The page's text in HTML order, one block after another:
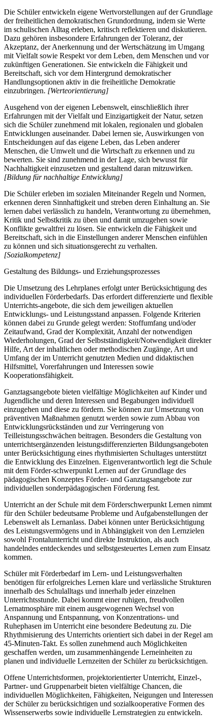
Die Schüler entwickeln eigene Wertvorstellungen auf der Grundlage
der freiheitlichen demokratischen Grundordnung, indem sie Werte
im schulischen Alltag erleben, kritisch reflektieren und diskutieren.
Dazu gehören insbesondere Erfahrungen der Toleranz, der
Akzeptanz, der Anerkennung und der Wertschätzung im Umgang
mit Vielfalt sowie Respekt vor dem Leben, dem Menschen und vor
zukünftigen Generationen. Sie entwickeln die Fähigkeit und
Bereitschaft, sich vor dem Hintergrund demokratischer
Handlungsoptionen aktiv in die freiheitliche Demokratie
einzubringen. [Werteorientierung]
Ausgehend von der eigenen Lebenswelt, einschließlich ihrer
Erfahrungen mit der Vielfalt und Einzigartigkeit der Natur, setzen
sich die Schüler zunehmend mit lokalen, regionalen und globalen
Entwicklungen auseinander. Dabei lernen sie, Auswirkungen von
Entscheidungen auf das eigene Leben, das Leben anderer
Menschen, die Umwelt und die Wirtschaft zu erkennen und zu
bewerten. Sie sind zunehmend in der Lage, sich bewusst für
Nachhaltigkeit einzusetzen und gestaltend daran mitzuwirken.
[Bildung für nachhaltige Entwicklung]
Die Schüler erleben im sozialen Miteinander Regeln und Normen,
erkennen deren Sinnhaftigkeit und streben deren Einhaltung an. Sie
lernen dabei verlässlich zu handeln, Verantwortung zu übernehmen,
Kritik und Selbstkritik zu üben und damit umzugehen sowie
Konflikte gewaltfrei zu lösen. Sie entwickeln die Fähigkeit und
Bereitschaft, sich in die Einstellungen anderer Menschen einfühlen
zu können und sich situationsgerecht zu verhalten.
[Sozialkompetenz]
Gestaltung des Bildungs- und Erziehungsprozesses
Die Umsetzung des Lehrplanes erfolgt unter Berücksichtigung des
individuellen Förderbedarfs. Das erfordert differenzierte und flexible
Unterrichts-angebote, die sich dem jeweiligen aktuellen
Entwicklungs- und Leistungsstand anpassen. Folgende Kriterien
können dabei zu Grunde gelegt werden: Stoffumfang und/oder
Zeitaufwand, Grad der Komplexität, Anzahl der notwendigen
Wiederholungen, Grad der Selbstständigkeit/Notwendigkeit direkter
Hilfe, Art der inhaltlichen oder methodischen Zugänge, Art und
Umfang der im Unterricht genutzten Medien und didaktischen
Hilfsmittel, Vorerfahrungen und Interessen sowie
Kooperationsfähigkeit.
Ganztagsangebote bieten vielfältige Möglichkeiten auf Kinder und
Jugendliche und deren Interessen und Begabungen individuell
einzugehen und diese zu fördern. Sie können zur Umsetzung von
präventiven Maßnahmen genutzt werden sowie zum Abbau von
Entwicklungsrückständen und zur Verringerung von
Teilleistungsschwächen beitragen. Besonders die Gestaltung von
unterrichtsergänzenden leistungsdifferenzierten Bildungsangeboten
unter Berücksichtigung eines rhythmisierten Schultages unterstützt
die Entwicklung des Einzelnen. Eigenverantwortlich legt die Schule
mit dem Förder-schwerpunkt Lernen auf der Grundlage des
pädagogischen Konzeptes Förder- und Ganztagsangebote zur
individuellen sonderpädagogischen Förderung fest.
Unterricht an der Schule mit dem Förderschwerpunkt Lernen nimmt
für den Schüler bedeutsame Probleme und Aufgabenstellungen der
Lebenswelt als Lernanlass. Dabei können unter Berücksichtigung
des Leistungsvermögens und in Abhängigkeit von den Lernzielen
sowohl Frontalunterricht und direkte Instruktion, als auch
handelndes entdeckendes und selbstgesteuertes Lernen zum Einsatz
kommen.
Schüler mit Förderbedarf im Lern- und Leistungsverhalten
benötigen für erfolgreiches Lernen klare und verlässliche Strukturen
innerhalb des Schulalltags und innerhalb jeder einzelnen
Unterrichtsstunde. Dabei kommt einer ruhigen, freudvollen
Lernatmosphäre mit einem ausgewogenen Wechsel von
Anspannung und Entspannung, von Konzentrations- und
Ruhephasen im Unterricht eine besondere Bedeutung zu. Die
Rhythmisierung des Unterrichts orientiert sich dabei in der Regel am
45-Minuten-Takt. Es sollen zunehmend auch Möglichkeiten
geschaffen werden, um zusammenhängende Lerneinheiten zu
planen und individuelle Lernzeiten der Schüler zu berücksichtigen.
Offene Unterrichtsformen, projektorientierter Unterricht, Einzel-,
Partner- und Gruppenarbeit bieten vielfältige Chancen, die
individuellen Möglichkeiten, Fähigkeiten, Neigungen und Interessen
der Schüler zu berücksichtigen und sozialkooperative Formen des
Wissenserwerbs sowie individuelle Lernstrategien zu entwickeln.